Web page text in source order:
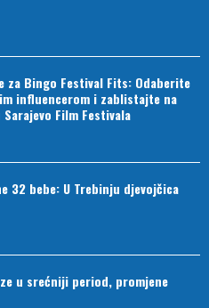
za Bingo Festival Fits: Odaberite
influencerom i zablistajte na
Film Festivala
32 bebe: U Trebinju djevojčica
u srećniji period, promjene